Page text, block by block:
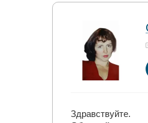
Здравствуйте.